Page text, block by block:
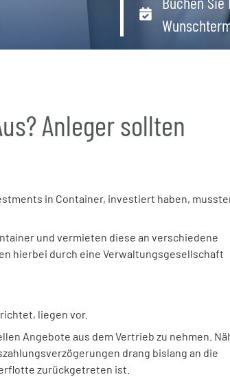
Anleger sollten
in Container, investiert haben,
und vermieten diese an verschiedene
hierbei durch eine Verwaltungsgesellschaft
liegen vor.
Angebote aus dem Vertrieb zu nehmen.
drang bislang an die
zurückgetreten ist.